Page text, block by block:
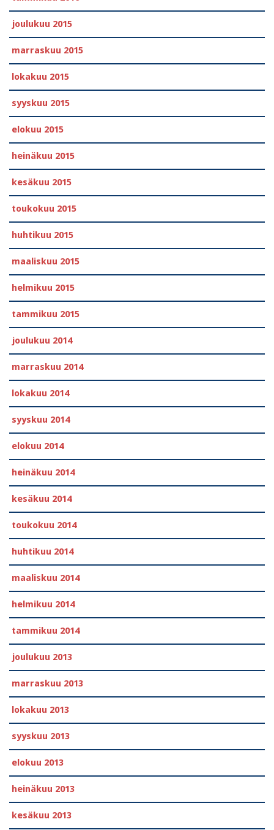
joulukuu 2015
marraskuu 2015
lokakuu 2015
syyskuu 2015
elokuu 2015
heinäkuu 2015
kesäkuu 2015
toukokuu 2015
huhtikuu 2015
maaliskuu 2015
helmikuu 2015
tammikuu 2015
joulukuu 2014
marraskuu 2014
lokakuu 2014
syyskuu 2014
elokuu 2014
heinäkuu 2014
kesäkuu 2014
toukokuu 2014
huhtikuu 2014
maaliskuu 2014
helmikuu 2014
tammikuu 2014
joulukuu 2013
marraskuu 2013
lokakuu 2013
syyskuu 2013
elokuu 2013
heinäkuu 2013
kesäkuu 2013